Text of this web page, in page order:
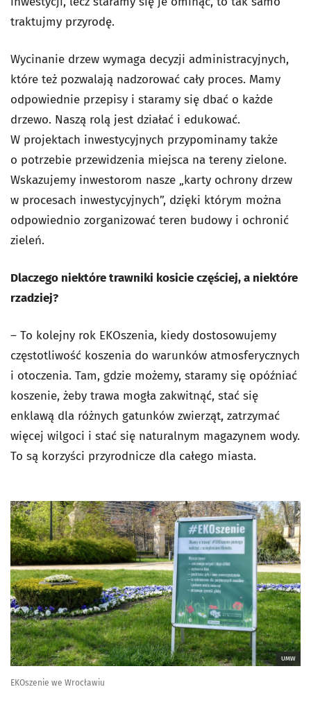
traktujmy przyrodę.
Wycinanie drzew wymaga decyzji administracyjnych,
które też pozwalają nadzorować cały proces. Mamy
odpowiednie przepisy i staramy się dbać o każde
drzewo. Naszą rolą jest działać i edukować.
W projektach inwestycyjnych przypominamy także
o potrzebie przewidzenia miejsca na tereny zielone.
Wskazujemy inwestorom nasze „karty ochrony drzew
w procesach inwestycyjnych”, dzięki którym można
odpowiednio zorganizować teren budowy i ochronić
zieleń.
Dlaczego niektóre trawniki kosicie częściej, a niektóre
rzadziej?
– To kolejny rok EKOszenia, kiedy dostosowujemy
częstotliwość koszenia do warunków atmosferycznych
i otoczenia. Tam, gdzie możemy, staramy się opóźniać
koszenie, żeby trawa mogła zakwitnąć, stać się
enklawą dla różnych gatunków zwierząt, zatrzymać
więcej wilgoci i stać się naturalnym magazynem wody.
To są korzyści przyrodnicze dla całego miasta.
UMW
EKOszenie we Wrocławiu